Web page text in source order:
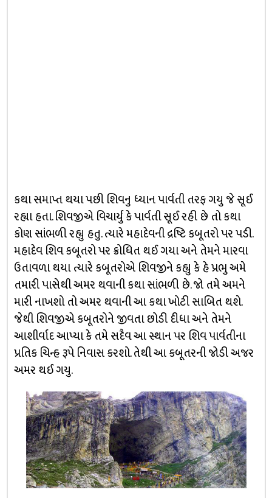
કથા સમાપ્ત થયા પછી શિવનુ ધ્યાન પાર્વતી તરફ ગયુ જે સૂઈ
રહ્યા હતા. શિવજીએ વિચાર્યુ કે પાર્વતી સૂઈ રહી છે તો કથા
કોણ સાંભળી રહ્યુ હતુ. ત્યારે મહાદેવની દ્રષ્ટિ કબૂતરો પર પડી.
મહાદેવ શિવ કબૂતરો પર ક્રોધિત થઈ ગયા અને તેમને મારવા
ઉતાવળા થયા ત્યારે કબૂતરોએ શિવજીને કહ્યુ કે હે પ્રભુ અમે
તમારી પાસેથી અમર થવાની કથા સાંભળી છે. જો તમે અમને
મારી નાખશો તો અમર થવાની આ કથા ખોટી સાબિત થશે.
જેથી શિવજીએ કબૂતરોને જીવતા છોડી દીધા અને તેમને
આશીર્વાદ આપ્યા કે તમે સદૈવ આ સ્થાન પર શિવ પાર્વતીના
પ્રતિક ચિન્હ રૂપે નિવાસ કરશો. તેથી આ કબૂતરની જોડી અજર
અમર થઈ ગયુ.